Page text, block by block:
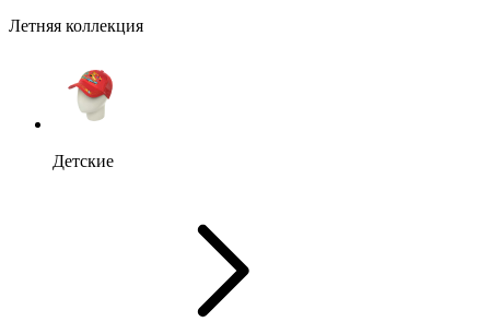
Летняя коллекция
Детские